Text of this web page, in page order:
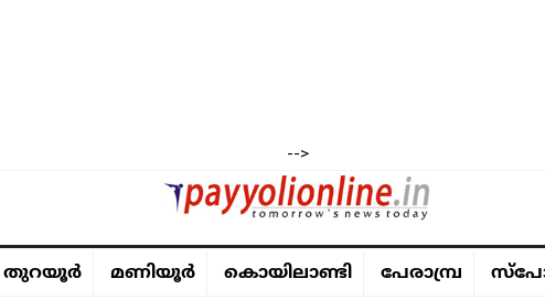
-->
തുറയൂര്‍ മണിയൂര്‍ കൊയിലാണ്ടി പേരാമ്പ്ര